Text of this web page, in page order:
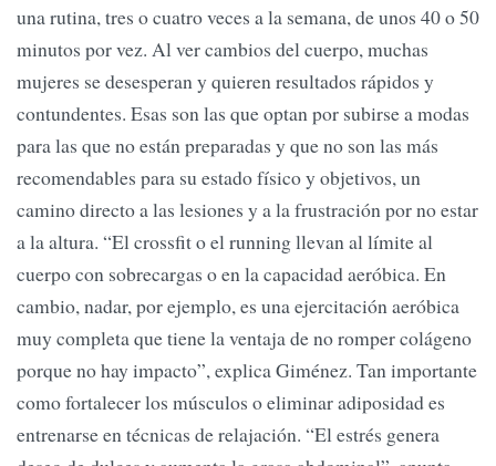
una rutina, tres o cuatro veces a la semana, de unos 40 o 50
minutos por vez. Al ver cambios del cuerpo, muchas
mujeres se desesperan y quieren resultados rápidos y
contundentes. Esas son las que optan por subirse a modas
para las que no están preparadas y que no son las más
recomendables para su estado físico y objetivos, un
camino directo a las lesiones y a la frustración por no estar
a la altura. “El crossfit o el running llevan al límite al
cuerpo con sobrecargas o en la capacidad aeróbica. En
cambio, nadar, por ejemplo, es una ejercitación aeróbica
muy completa que tiene la ventaja de no romper colágeno
porque no hay impacto”, explica Giménez. Tan importante
como fortalecer los músculos o eliminar adiposidad es
entrenarse en técnicas de relajación. “El estrés genera